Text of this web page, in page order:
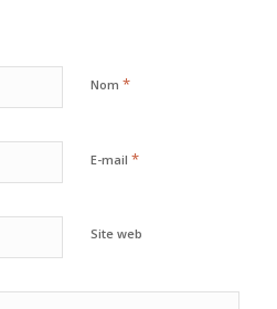
Nom *
E-mail *
Site web